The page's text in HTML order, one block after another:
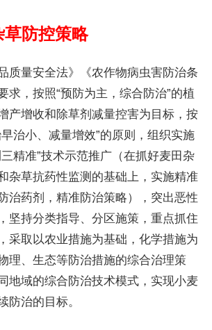
草防控策略
质量安全法》《农作物病虫害防治条
求，按照“预防为主，综合防治”的植
产增收和除草剂减量控害为目标，按
治小、减量增效”的原则，组织实施
精准”技术示范推广（在抓好麦田杂
杂草抗药性监测的基础上，实施精准
治药剂，精准防治策略），突出恶性
坚持分类指导、分区施策，重点抓住
采取以农业措施为基础，化学措施为
理、生态等防治措施的综合治理策
地域的综合防治技术模式，实现小麦
防治的目标。